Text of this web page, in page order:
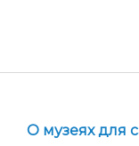
О музеях для